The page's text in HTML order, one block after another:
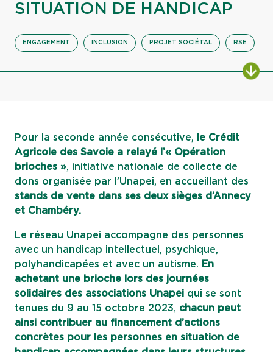
SITUATION DE HANDICAP
ENGAGEMENT INCLUSION PROJET SOCIÉTAL RSE
Pour la seconde année consécutive,
le Crédit
Agricole des Savoie a relayé l’« Opération
brioches », initiative nationale de collecte de
dons organisée par l’Unapei, en accueillant des
stands de vente dans ses deux sièges d’Annecy
et Chambéry.
Le réseau Unapei accompagne des personnes
avec un handicap intellectuel, psychique,
polyhandicapées et avec un autisme. En
achetant une brioche lors des journées
solidaires des associations Unapei qui se sont
tenues du 9 au 15 octobre 2023, chacun peut
ainsi contribuer au financement d’actions
concrètes pour les personnes en situation de